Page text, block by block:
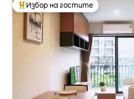
Най-популярен избор на гостите
Избор на гостите